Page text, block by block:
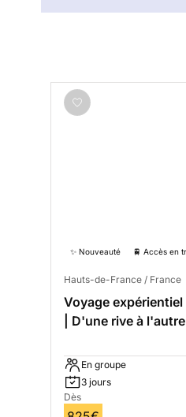
✨ Nouveauté 🚆 Accès en
Hauts-de-France / France
Voyage
| D'une rive à l'autre
En groupe
3 jours
Dès